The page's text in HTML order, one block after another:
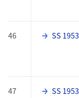
46 SS 1953
47 SS 1953